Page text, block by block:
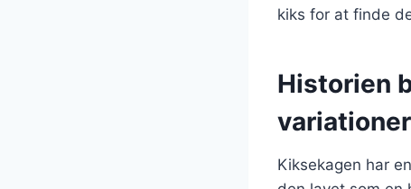
kiks for at finde
Historien
variationer
Kiksekagen har